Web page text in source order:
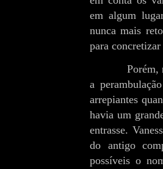
em algum
nunca mais
para
Porém,
a
arrepiantes
havia um
entrasse.
do antigo
possíveis o